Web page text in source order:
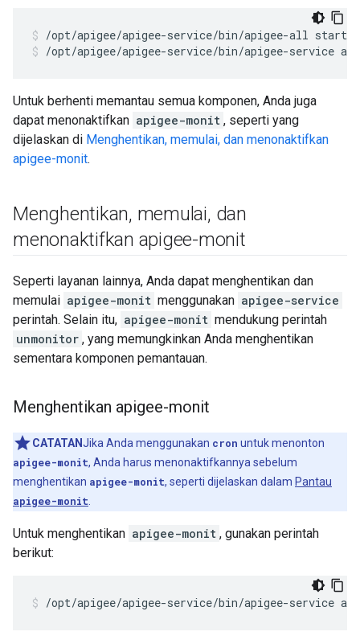
/opt/apigee/apigee-service/bin/apigee-service
Untuk berhenti memantau semua komponen, Anda juga
dapat menonaktifkan apigee-monit , seperti yang
dijelaskan di Menghentikan, memulai, dan menonaktifkan
apigee-monit.
Menghentikan, memulai, dan
menonaktifkan apigee-monit
Seperti layanan lainnya, Anda dapat menghentikan dan
memulai apigee-monit menggunakan apigee-service
perintah. Selain itu, apigee-monit mendukung perintah
unmonitor , yang memungkinkan Anda menghentikan
sementara komponen pemantauan.
Menghentikan apigee-monit
CATATANJika Anda menggunakan cron untuk menonton
apigee-monit, Anda harus menonaktifkannya sebelum
menghentikan apigee-monit, seperti dijelaskan dalam Pantau
apigee-monit
Untuk menghentikan apigee-monit , gunakan perintah
berikut:
/opt/apigee/apigee-service/bin/apigee-service